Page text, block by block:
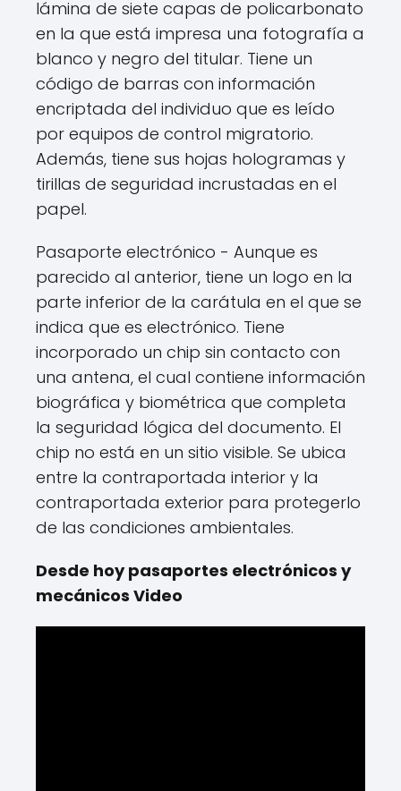
lámina de siete capas de policarbonato
en la que está impresa una fotografía a
blanco y negro del titular. Tiene un
código de barras con información
encriptada del individuo que es leído
por equipos de control migratorio.
Además, tiene sus hojas hologramas y
tirillas de seguridad incrustadas en el
papel.
Pasaporte electrónico - Aunque es
parecido al anterior, tiene un logo en la
parte inferior de la carátula en el que se
indica que es electrónico. Tiene
incorporado un chip sin contacto con
una antena, el cual contiene información
biográfica y biométrica que completa
la seguridad lógica del documento. El
chip no está en un sitio visible. Se ubica
entre la contraportada interior y la
contraportada exterior para protegerlo
de las condiciones ambientales.
Desde hoy pasaportes electrónicos y
mecánicos Video